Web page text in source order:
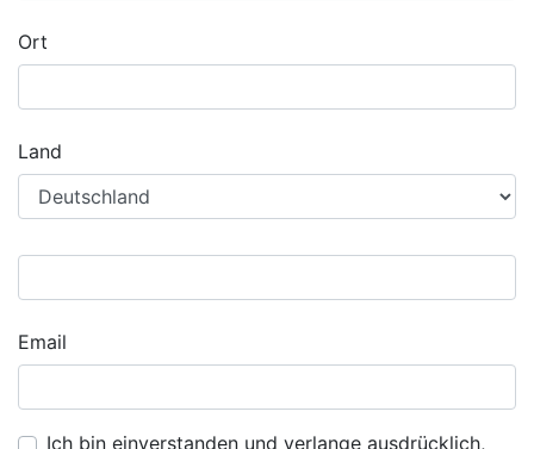
Ort
Land
Email
Ich bin einverstanden und verlange ausdrücklich,